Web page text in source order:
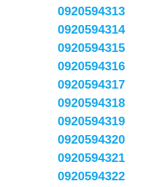
0920594313
0920594314
0920594315
0920594316
0920594317
0920594318
0920594319
0920594320
0920594321
0920594322